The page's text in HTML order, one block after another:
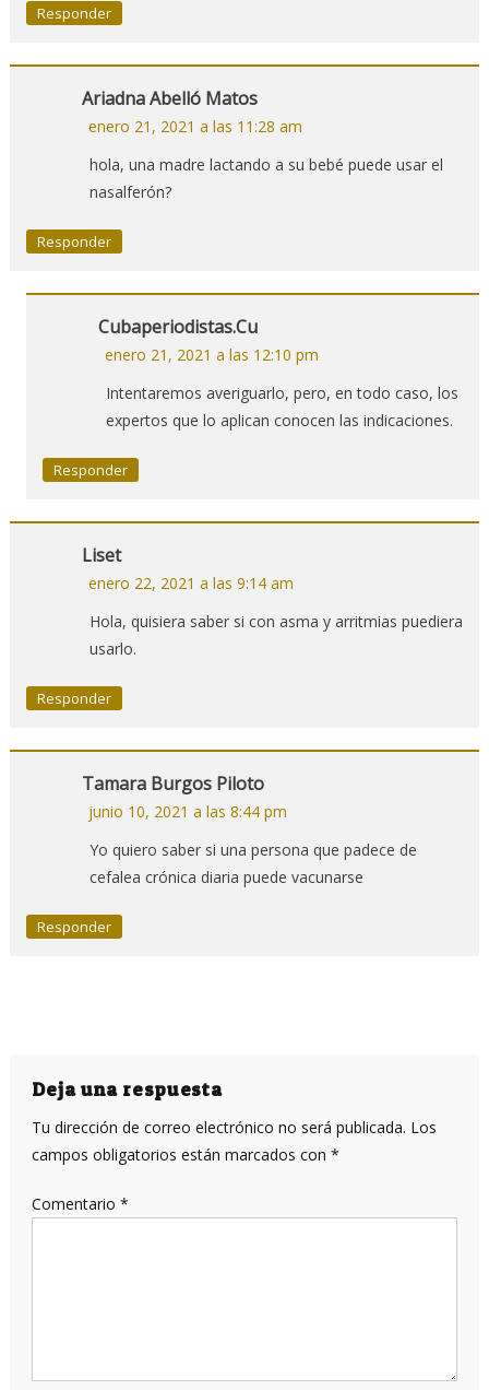
Responder
Ariadna Abelló Matos
enero 21, 2021 a las 11:28 am
hola, una madre lactando a su bebé puede usar el
nasalferón?
Responder
Cubaperiodistas.cu
enero 21, 2021 a las 12:10 pm
Intentaremos averiguarlo, pero, en todo caso, los
expertos que lo aplican conocen las indicaciones.
Responder
Liset
enero 22, 2021 a las 9:14 am
Hola, quisiera saber si con asma y arritmias puediera
usarlo.
Responder
Tamara Burgos Piloto
junio 10, 2021 a las 8:44 pm
Yo quiero saber si una persona que padece de
cefalea crónica diaria puede vacunarse
Responder
Deja una respuesta
Tu dirección de correo electrónico no será publicada. Los
campos obligatorios están marcados con *
Comentario *